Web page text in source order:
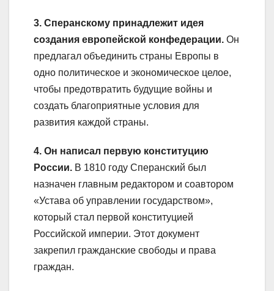
3. Сперанскому принадлежит идея
создания европейской конфедерации. Он
предлагал объединить страны Европы в
одно политическое и экономическое целое,
чтобы предотвратить будущие войны и
создать благоприятные условия для
развития каждой страны.
4. Он написал первую конституцию
России. В 1810 году Сперанский был
назначен главным редактором и соавтором
«Устава об управлении государством»,
который стал первой конституцией
Российской империи. Этот документ
закрепил гражданские свободы и права
граждан.